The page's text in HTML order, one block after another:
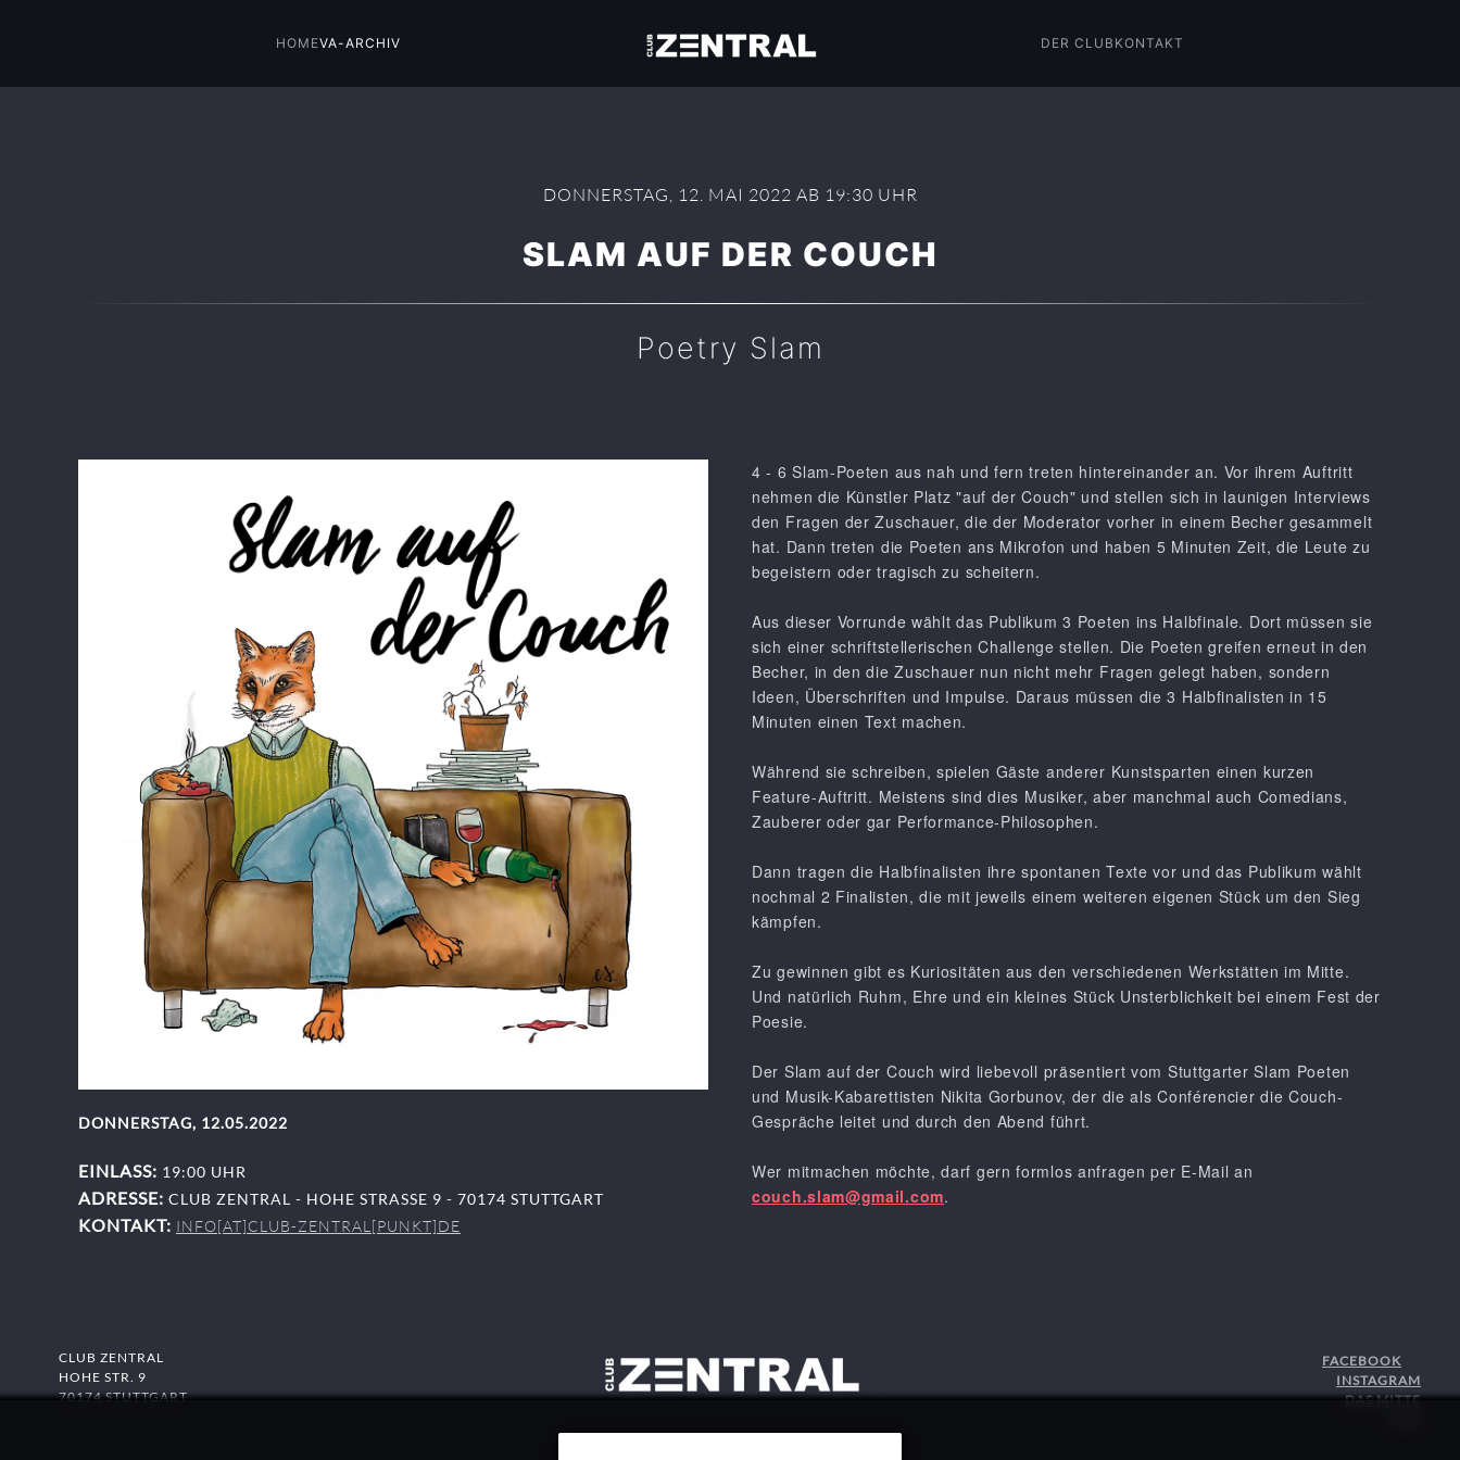
HOMEVA-ARCHIV DER CLUB KONTAKT
DONNERSTAG, 12. MAI 2022 AB 19:30 UHR
SLAM AUF DER COUCH
Poetry Slam
DONNERSTAG, 12.05.2022
EINLASS: 19:00 UHR
ADRESSE: CLUB ZENTRAL - HOHE STRASSE 9 - 70174 STUTTGART
KONTAKT: INFO[AT]CLUB-ZENTRAL[PUNKT]DE
4 - 6 Slam-Poeten aus nah und fern treten hintereinander an. Vor ihrem Auftritt
nehmen die Künstler Platz "auf der Couch" und stellen sich in launigen Interviews
den Fragen der Zuschauer, die der Moderator vorher in einem Becher gesammelt
hat. Dann treten die Poeten ans Mikrofon und haben 5 Minuten Zeit, die Leute zu
begeistern oder tragisch zu scheitern.
Aus dieser Vorrunde wählt das Publikum 3 Poeten ins Halbfinale. Dort müssen sie
sich einer schriftstellerischen Challenge stellen. Die Poeten greifen erneut in den
Becher, in den die Zuschauer nun nicht mehr Fragen gelegt haben, sondern
Ideen, Überschriften und Impulse. Daraus müssen die 3 Halbfinalisten in 15
Minuten einen Text machen.
Während sie schreiben, spielen Gäste anderer Kunstsparten einen kurzen
Feature-Auftritt. Meistens sind dies Musiker, aber manchmal auch Comedians,
Zauberer oder gar Performance-Philosophen.
Dann tragen die Halbfinalisten ihre spontanen Texte vor und das Publikum wählt
nochmal 2 Finalisten, die mit jeweils einem weiteren eigenen Stück um den Sieg
kämpfen.
Zu gewinnen gibt es Kuriositäten aus den verschiedenen Werkstätten im Mitte.
Und natürlich Ruhm, Ehre und ein kleines Stück Unsterblichkeit bei einem Fest der
Poesie.
Der Slam auf der Couch wird liebevoll präsentiert vom Stuttgarter Slam Poeten
und Musik-Kabarettisten Nikita Gorbunov, der die als Conférencier die Couch-
Gespräche leitet und durch den Abend führt.
Wer mitmachen möchte, darf gern formlos anfragen per E-Mail an
couch.slam@gmail.com.
CLUB ZENTRAL
HOHE STR. 9
70174 STUTTGART
FACEBOOK
INSTAGRAM
DAS MITTE